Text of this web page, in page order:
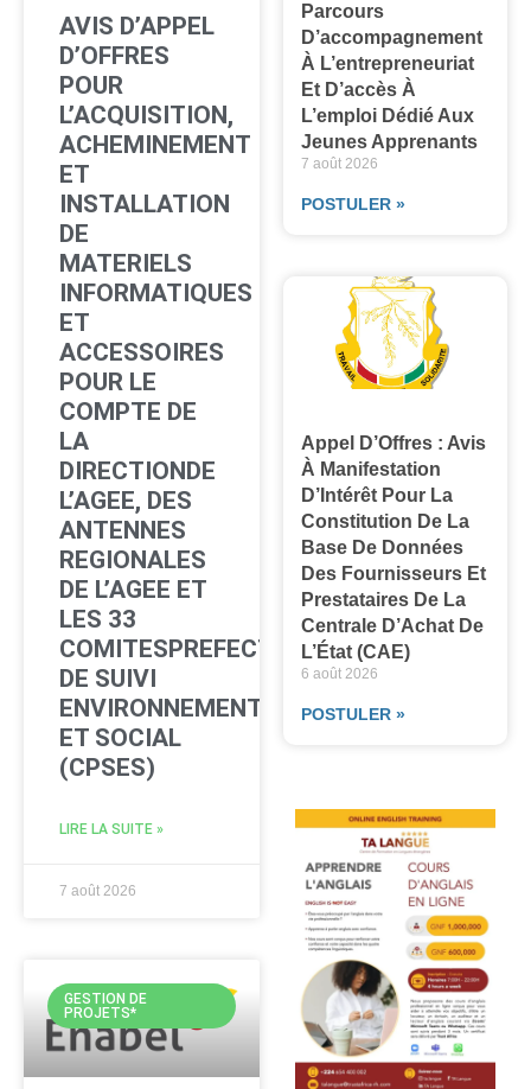
AVIS D’APPEL
D’OFFRES
POUR
L’ACQUISITION,
ACHEMINEMENT
ET
INSTALLATION
DE
MATERIELS
INFORMATIQUES
ET
ACCESSOIRES
POUR LE
COMPTE DE
LA
DIRECTIONDE
L’AGEE, DES
ANTENNES
REGIONALES
DE L’AGEE ET
LES 33
COMITESPREFECTORAUX
DE SUIVI
ENVIRONNEMENTAL
ET SOCIAL
(CPSES)
LIRE LA SUITE »
7 août 2026
GESTION DE
PROJETS*
Parcours
D’accompagnement
À L’entrepreneuriat
Et D’accès À
L’emploi Dédié Aux
Jeunes Apprenants
7 août 2026
POSTULER »
Appel D’Offres : Avis
À Manifestation
D’Intérêt Pour La
Constitution De La
Base De Données
Des Fournisseurs Et
Prestataires De La
Centrale D’Achat De
L’État (CAE)
6 août 2026
POSTULER »